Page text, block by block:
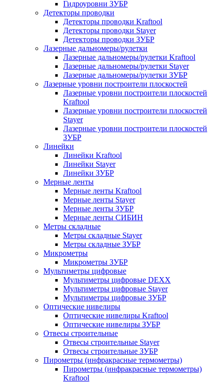
Гидроуровни ЗУБР
Детекторы проводки
Детекторы проводки Kraftool
Детекторы проводки Stayer
Детекторы проводки ЗУБР
Лазерные дальномеры/рулетки
Лазерные дальномеры/рулетки Kraftool
Лазерные дальномеры/рулетки Stayer
Лазерные дальномеры/рулетки ЗУБР
Лазерные уровни построители плоскостей
Лазерные уровни построители плоскостей
Kraftool
Лазерные уровни построители плоскостей
Stayer
Лазерные уровни построители плоскостей
ЗУБР
Линейки
Линейки Kraftool
Линейки Stayer
Линейки ЗУБР
Мерные ленты
Мерные ленты Kraftool
Мерные ленты Stayer
Мерные ленты ЗУБР
Мерные ленты СИБИН
Метры складные
Метры складные Stayer
Метры складные ЗУБР
Микрометры
Микрометры ЗУБР
Мультиметры цифровые
Мультиметры цифровые DEXX
Мультиметры цифровые Stayer
Мультиметры цифровые ЗУБР
Оптические нивелиры
Оптические нивелиры Kraftool
Оптические нивелиры ЗУБР
Отвесы строительные
Отвесы строительные Stayer
Отвесы строительные ЗУБР
Пирометры (инфракрасные термометры)
Пирометры (инфракрасные термометры)
Kraftool